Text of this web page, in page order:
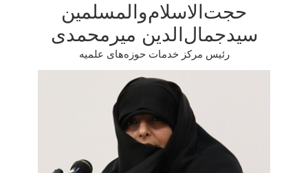
حجت‌الاسلام‌والمسلمین
سیدجمال‌الدین میرمحمدی
رئیس مرکز خدمات حوزه‌های علمیه